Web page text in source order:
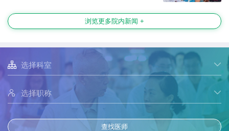
浏览更多院内新闻 +


查找医师